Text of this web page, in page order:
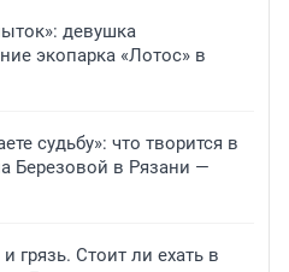
девушка
экопарка «Лотос» в
судьбу»: что творится в
Березовой в Рязани —
грязь. Стоит ли ехать в